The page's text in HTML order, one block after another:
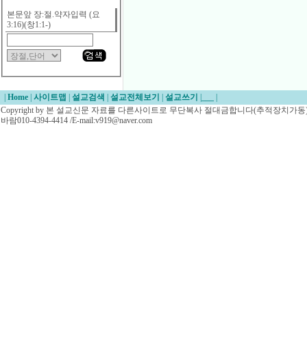
본문앞 장:절.약자입력 (요
3:16)(창1:1-)
Home 사이트맵 설교검색 설교전체보기 설교쓰기
Copyright by 본 설교신문 자료를 다른사이트로 무단복사 절대금합니다(추적장치가
바람010-4394-4414 /E-mail:v919@naver.com